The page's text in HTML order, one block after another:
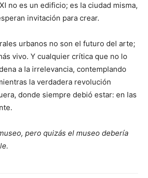
no es un edificio; es la ciudad misma,
invitación para crear.
urbanos no son el futuro del arte;
vivo. Y cualquier crítica que no lo
a la irrelevancia, contemplando
la verdadera revolución
donde siempre debió estar: en las
pero quizás el museo debería